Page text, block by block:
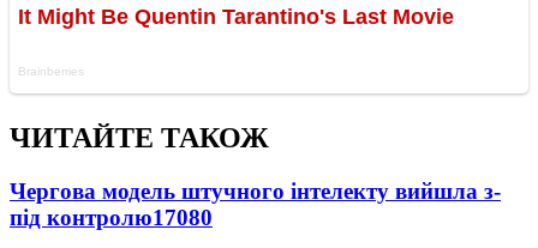
ЧИТАЙТЕ ТАКОЖ
Чергова модель штучного інтелекту вийшла з-
під контролю17080